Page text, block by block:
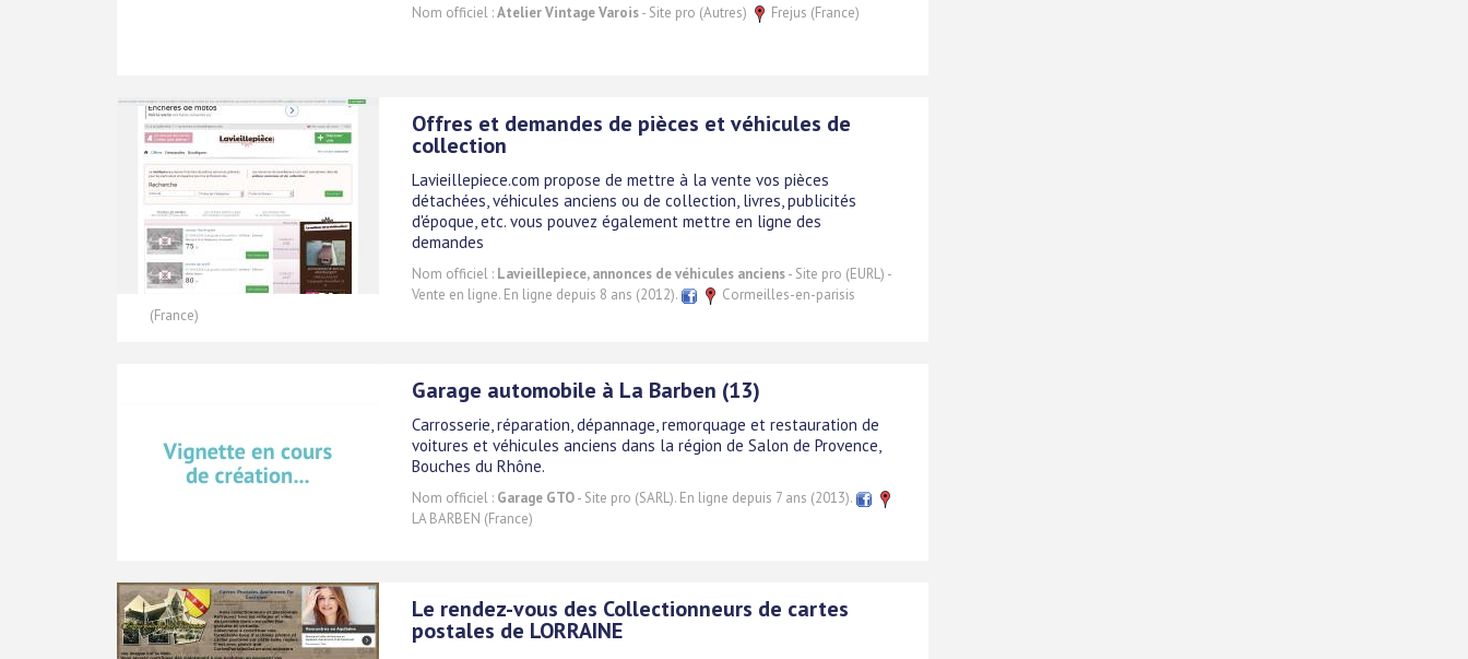
Nom officiel :Atelier Vintage Varois- Site pro (Autres) Frejus (France)
Offres et demandes de pièces et véhicules de
collection
Lavieillepiece.com propose de mettre à la vente vos pièces
détachées, véhicules anciens ou de collection, livres, publicités
d'époque, etc. vous pouvez également mettre en ligne des
demandes
Nom officiel : Lavieillepiece, annonces de véhicules anciens- Site pro (EURL) -
Vente en ligne. En ligne depuis 8 ans (2012).
Cormeilles-en-parisis
(France)
Garage automobile à La Barben (13)
Carrosserie, réparation, dépannage, remorquage et restauration de
voitures et véhicules anciens dans la région de Salon de Provence,
Bouches du Rhône.
Nom officiel : Garage GTO- Site pro (SARL). En ligne depuis 7 ans (2013).
LA BARBEN (France)
Le rendez-vous des Collectionneurs de cartes
postales de LORRAINE